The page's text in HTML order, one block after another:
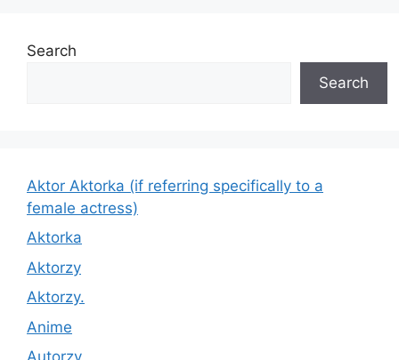
Search
Search
Aktor Aktorka (if referring specifically to a
female actress)
Aktorka
Aktorzy
Aktorzy.
Anime